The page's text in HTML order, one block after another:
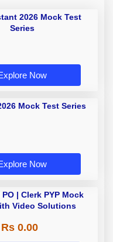
2026 Mock Test
Series
Now
Mock Test Series
Now
PO | Clerk PYP Mock
Video Solutions
Rs 0.00